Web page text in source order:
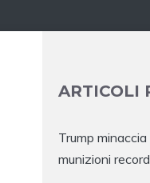
ARTICOLI
Trump
munizioni